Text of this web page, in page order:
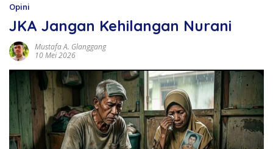
Opini
JKA Jangan Kehilangan Nurani
Mustafa A. Glanggang
10 Mei 2026